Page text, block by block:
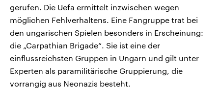
gerufen. Die Uefa ermittelt inzwischen wegen
möglichen Fehlverhaltens. Eine Fangruppe trat bei
den ungarischen Spielen besonders in Erscheinung:
die „Carpathian Brigade“. Sie ist eine der
einflussreichsten Gruppen in Ungarn und gilt unter
Experten als paramilitärische Gruppierung, die
vorrangig aus Neonazis besteht.